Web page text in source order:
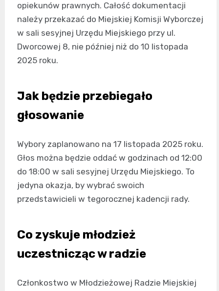
opiekunów prawnych. Całość dokumentacji
należy przekazać do Miejskiej Komisji Wyborczej
w sali sesyjnej Urzędu Miejskiego przy ul.
Dworcowej 8, nie później niż do 10 listopada
2025 roku.
Jak będzie przebiegało
głosowanie
Wybory zaplanowano na 17 listopada 2025 roku.
Głos można będzie oddać w godzinach od 12:00
do 18:00 w sali sesyjnej Urzędu Miejskiego. To
jedyna okazja, by wybrać swoich
przedstawicieli w tegorocznej kadencji rady.
Co zyskuje młodzież
uczestnicząc w radzie
Członkostwo w Młodzieżowej Radzie Miejskiej